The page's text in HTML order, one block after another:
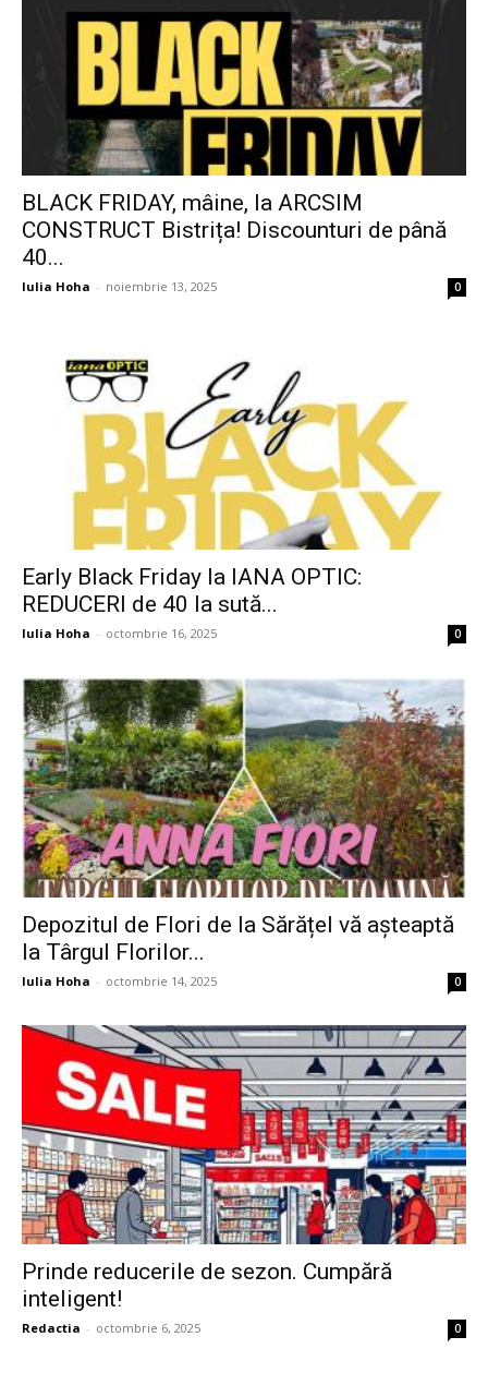
BLACK FRIDAY, mâine, la ARCSIM
CONSTRUCT Bistrița! Discounturi de până
40...
Iulia Hoha - noiembrie 13, 2025 0
Early Black Friday la IANA OPTIC:
REDUCERI de 40 la sută...
Iulia Hoha - octombrie 16, 2025 0
Depozitul de Flori de la Sărățel vă așteaptă
la Târgul Florilor...
Iulia Hoha - octombrie 14, 2025 0
Prinde reducerile de sezon. Cumpără
inteligent!
Redactia - octombrie 6, 2025 0